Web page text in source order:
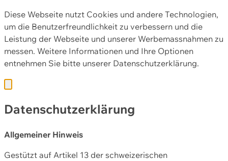
Diese Webseite nutzt Cookies und andere Technologien,
um die Benutzerfreundlichkeit zu verbessern und die
Leistung der Webseite und unserer Werbemassnahmen zu
messen. Weitere Informationen und Ihre Optionen
entnehmen Sie bitte unserer Datenschutzerklärung.
Datenschutzerklärung
Allgemeiner Hinweis
Gestützt auf Artikel 13 der schweizerischen